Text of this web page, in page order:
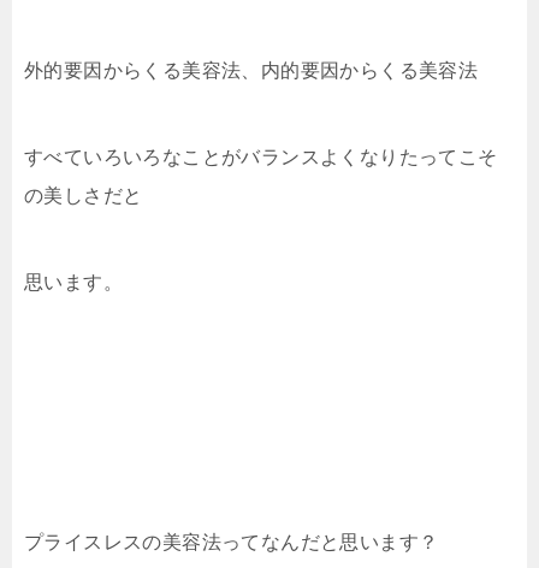
外的要因からくる美容法、内的要因からくる美容法
すべていろいろなことがバランスよくなりたってこそ
の美しさだと
思います。
プライスレスの美容法ってなんだと思います？